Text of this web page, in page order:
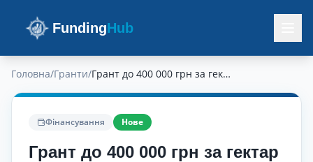
FundingHub
Головна/Гранти/ Грант до 400 000 грн за гектар на створення саду чи виноградника
Фінансування Нове
Грант до 400 000 грн за гектар